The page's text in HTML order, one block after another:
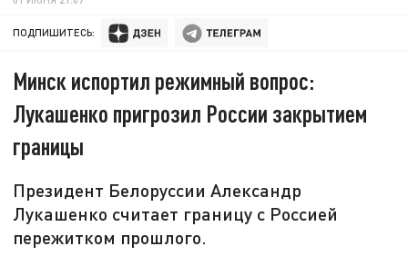
ПОДПИШИТЕСЬ:
Минск испортил режимный вопрос:
Лукашенко пригрозил России закрытием
границы
Президент Белоруссии Александр
Лукашенко считает границу с Россией
пережитком прошлого.